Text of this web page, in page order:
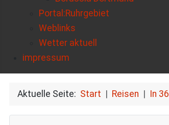
Portal:Ruhrgebiet
Weblinks
Wetter aktuell
impressum
Aktuelle Seite: Start Reisen In